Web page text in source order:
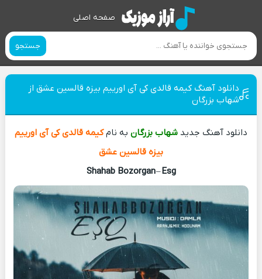
صفحه اصلی
جستجو
دانلود آهنگ کیمه قالدی کی آی اورییم بیزه قالسین عشق از
شهاب بزرگان
دانلود آهنگ جدید شهاب بزرگان به نامکیمه قالدی کی آی اورییم
بیزه قالسین عشق
Shahab Bozorgan–Esg